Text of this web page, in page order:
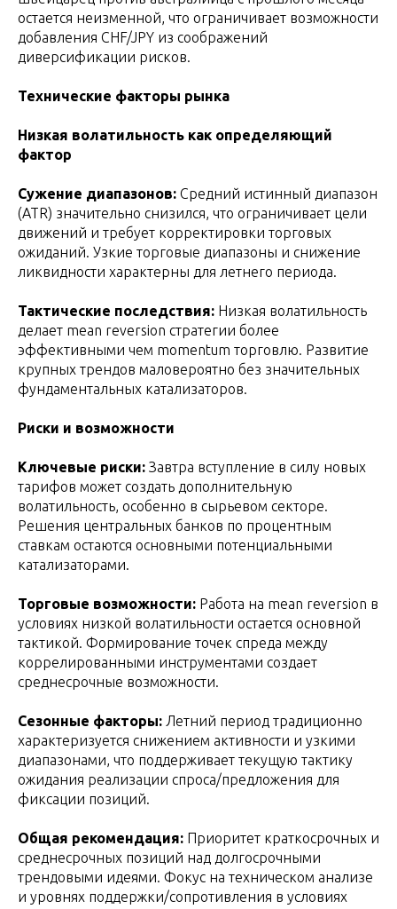
остается неизменной, что ограничивает возможности
добавления CHF/JPY из соображений
диверсификации рисков.
Технические факторы рынка
Низкая волатильность как определяющий
фактор
Сужение диапазонов: Средний истинный диапазон
(ATR) значительно снизился, что ограничивает цели
движений и требует корректировки торговых
ожиданий. Узкие торговые диапазоны и снижение
ликвидности характерны для летнего периода.
Тактические последствия: Низкая волатильность
делает mean reversion стратегии более
эффективными чем momentum торговлю. Развитие
крупных трендов маловероятно без значительных
фундаментальных катализаторов.
Риски и возможности
Ключевые риски: Завтра вступление в силу новых
тарифов может создать дополнительную
волатильность, особенно в сырьевом секторе.
Решения центральных банков по процентным
ставкам остаются основными потенциальными
катализаторами.
Торговые возможности: Работа на mean reversion в
условиях низкой волатильности остается основной
тактикой. Формирование точек спреда между
коррелированными инструментами создает
среднесрочные возможности.
Сезонные факторы: Летний период традиционно
характеризуется снижением активности и узкими
диапазонами, что поддерживает текущую тактику
ожидания реализации спроса/предложения для
фиксации позиций.
Общая рекомендация: Приоритет краткосрочных и
среднесрочных позиций над долгосрочными
трендовыми идеями. Фокус на техническом анализе
и уровнях поддержки/сопротивления в условиях